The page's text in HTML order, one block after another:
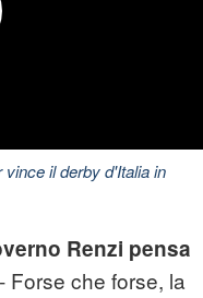
il derby d'Italia in
Renzi pensa
- Forse che forse, la